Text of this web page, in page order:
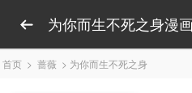
为你而生不死之身漫
首页 > 蔷薇 > 为你而生不死之身